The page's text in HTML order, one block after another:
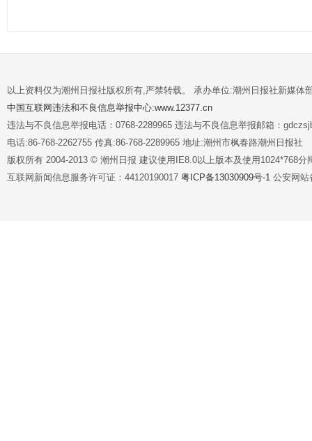
以上资料仅为潮州日报社版权所有,严禁转载。 承办单位:潮州日报社新媒体
中国互联网违法和不良信息举报中心:www.12377.cn
违法与不良信息举报电话：0768-2289965 违法与不良信息举报邮箱：
电话:86-768-2262755 传真:86-768-2289965 地址:潮州市枫春路潮州日报社
版权所有 2004-2013 © 潮州日报 建议使用IE8.0以上版本及使用1024*768分
互联网新闻信息服务许可证：44120190017 粤ICP备13030909号-1 公安网站